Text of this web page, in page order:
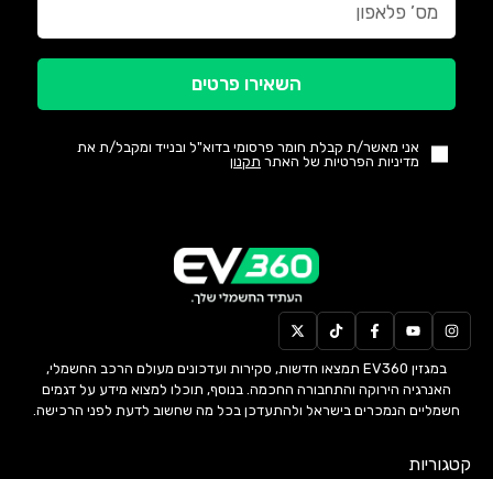
אני מאשר/ת קבלת חומר פרסומי בדוא"ל ובנייד ומקבל/ת את
מדיניות הפרטיות של האתר תקנון
השאירו פרטים
במגזין EV360 תמצאו חדשות, סקירות ועדכונים מעולם הרכב החשמלי,
האנרגיה הירוקה והתחבורה החכמה. בנוסף, תוכלו למצוא מידע על דגמים
חשמליים הנמכרים בישראל ולהתעדכן בכל מה שחשוב לדעת לפני הרכישה.
קטגוריות